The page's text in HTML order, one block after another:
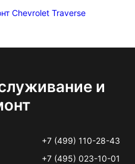
Chevrolet Traverse
и
+7 (499) 110-28-43
+7 (495) 023-10-01